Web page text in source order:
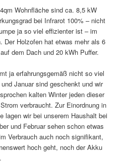
Wohnfläche sind ca. 8,5 kW
bei Infrarot 100% – nicht
ja so viel effizienter ist – im
Der Holzofen hat etwas mehr als 6
dem Dach und 20 kWh Puffer.
ja erfahrungsgemäß nicht so viel
Januar sind geschenkt und wir
kalten Winter jeden dieser
verbraucht. Zur Einordnung in
lagen wir bei unserem Haushalt bei
und Februar sehen schon etwas
Verbrauch auch noch signifikant,
hoch geht, noch der Akku